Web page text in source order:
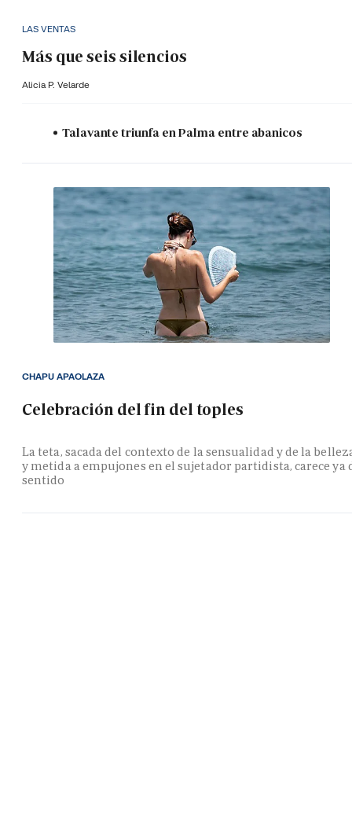
LAS VENTAS
Más que seis silencios
Alicia P. Velarde
Talavante triunfa en Palma entre abanicos
Celebración del fin del toples
La teta, sacada del contexto de la sensualidad y de la
y metida a empujones en el sujetador partidista, carece ya
sentido
CHAPU APAOLAZA